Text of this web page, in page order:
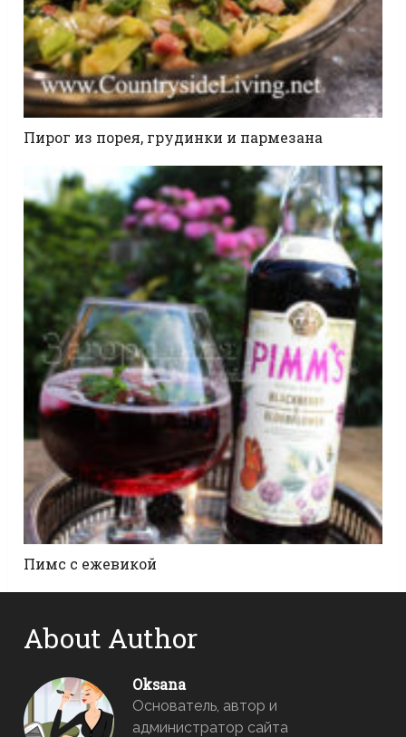
Пирог из порея, грудинки и пармезана
Пимс с ежевикой
About Author
Oksana
Основатель, автор и
администратор сайта